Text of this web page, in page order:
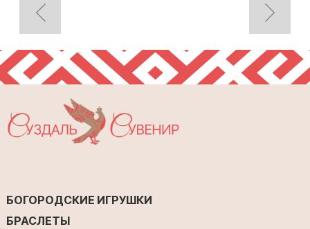
БОГОРОДСКИЕ ИГРУШКИ
БРАСЛЕТЫ